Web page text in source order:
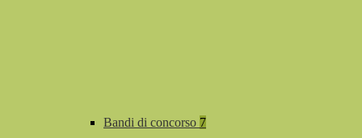
Bandi di concorso 7